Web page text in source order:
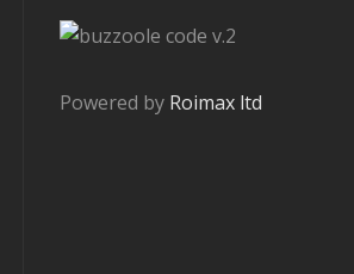
v.2
Powered by Roimax ltd